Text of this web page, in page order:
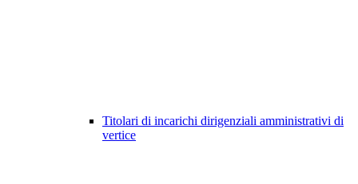
Titolari di incarichi dirigenziali amministrativi di
vertice